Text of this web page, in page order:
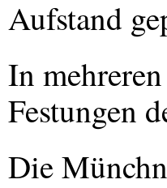
Aufstand
In
Festungen
Die